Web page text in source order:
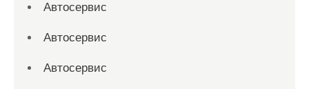
Автосервис
Автосервис
Автосервис